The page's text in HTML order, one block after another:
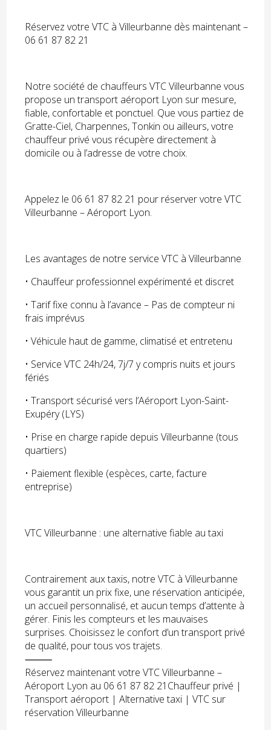
Réservez votre VTC à Villeurbanne dès maintenant –
06 61 87 82 21
Notre société de chauffeurs VTC Villeurbanne vous
propose un transport aéroport Lyon sur mesure,
fiable, confortable et ponctuel. Que vous partiez de
Gratte-Ciel, Charpennes, Tonkin ou ailleurs, votre
chauffeur privé vous récupère directement à
domicile ou à l’adresse de votre choix.
Appelez le 06 61 87 82 21 pour réserver votre VTC
Villeurbanne – Aéroport Lyon.
Les avantages de notre service VTC à Villeurbanne
• Chauffeur professionnel expérimenté et discret
• Tarif fixe connu à l’avance – Pas de compteur ni
frais imprévus
• Véhicule haut de gamme, climatisé et entretenu
• Service VTC 24h/24, 7j/7 y compris nuits et jours
fériés
• Transport sécurisé vers l’Aéroport Lyon-Saint-
Exupéry (LYS)
• Prise en charge rapide depuis Villeurbanne (tous
quartiers)
• Paiement flexible (espèces, carte, facture
entreprise)
VTC Villeurbanne : une alternative fiable au taxi
Contrairement aux taxis, notre VTC à Villeurbanne
vous garantit un prix fixe, une réservation anticipée,
un accueil personnalisé, et aucun temps d’attente à
gérer. Finis les compteurs et les mauvaises
surprises. Choisissez le confort d’un transport privé
de qualité, pour tous vos trajets.
⸻
Réservez maintenant votre VTC Villeurbanne –
Aéroport Lyon au 06 61 87 82 21Chauffeur privé |
Transport aéroport | Alternative taxi | VTC sur
réservation Villeurbanne